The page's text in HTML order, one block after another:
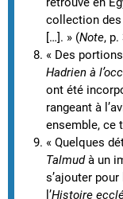
collection des
[…]. » (Note, p.
« Des
Hadrien à
ont été
rangeant à
ensemble, ce
« Quelques
Talmudà un
s’ajouter
l’Histoire